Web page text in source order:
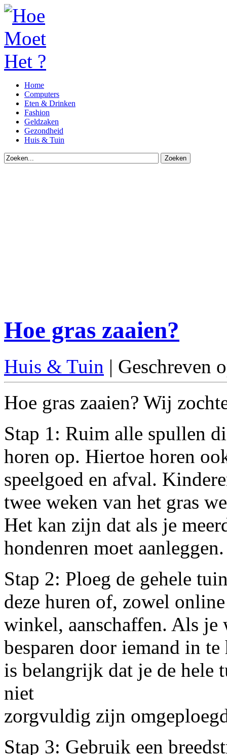
Home
Computers
Eten & Drinken
Fashion
Geldzaken
Gezondheid
Huis & Tuin
Hoe gras zaaien?
Huis & Tuin | Geschreven
Hoe gras zaaien? Wij
Stap 1: Ruim alle spullen
horen op. Hiertoe horen
speelgoed en afval.
twee weken van het gras
Het kan zijn dat als je
hondenren moet aanleggen.
Stap 2: Ploeg de gehele
deze huren of, zowel
winkel, aanschaffen. Als
besparen door iemand in
is belangrijk dat je de hele
niet
zorgvuldig zijn
Stap 3: Gebruik een